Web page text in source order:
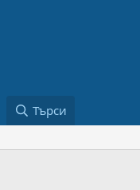
Търси